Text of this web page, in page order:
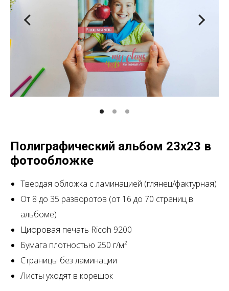
Полиграфический альбом 23х23 в
фотообложке
Твердая обложка с ламинацией (глянец/фактурная)
От 8 до 35 разворотов (от 16 до 70 страниц в
альбоме)
Цифровая печать Ricoh 9200
Бумага плотностью 250 г/м²
Страницы без ламинации
Листы уходят в корешок